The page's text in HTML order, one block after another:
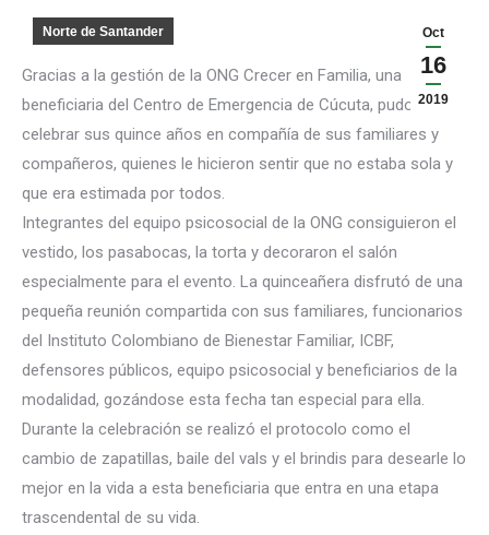
Oct
16
2019
Norte de Santander
Gracias a la gestión de la ONG Crecer en Familia, una
beneficiaria del Centro de Emergencia de Cúcuta, pudo
celebrar sus quince años en compañía de sus familiares y
compañeros, quienes le hicieron sentir que no estaba sola y
que era estimada por todos.
Integrantes del equipo psicosocial de la ONG consiguieron el
vestido, los pasabocas, la torta y decoraron el salón
especialmente para el evento. La quinceañera disfrutó de una
pequeña reunión compartida con sus familiares, funcionarios
del Instituto Colombiano de Bienestar Familiar, ICBF,
defensores públicos, equipo psicosocial y beneficiarios de la
modalidad, gozándose esta fecha tan especial para ella.
Durante la celebración se realizó el protocolo como el
cambio de zapatillas, baile del vals y el brindis para desearle lo
mejor en la vida a esta beneficiaria que entra en una etapa
trascendental de su vida.